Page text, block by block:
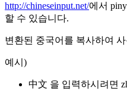
http://chineseinput.net/에서
할 수 있습니다.
변환된 중국어를 복사하여
예시)
中文 을 입력하시려면